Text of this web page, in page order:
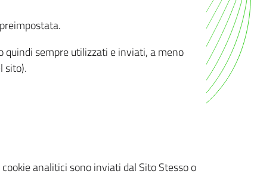
quindi sempre utilizzati e inviati, a meno
sito).
analitici sono inviati dal Sito Stesso o